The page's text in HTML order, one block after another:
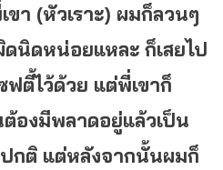
ขา (หัวเราะ) ผมก็ลวนๆ
ดนิดหน่อยแหละ ก็เสยไป
ฟตี้ไว้ด้วย แต่พี่เขาก็
องมีพลาดอยู่แล้วเป็น
กติ แต่หลังจากนั้นผมก็